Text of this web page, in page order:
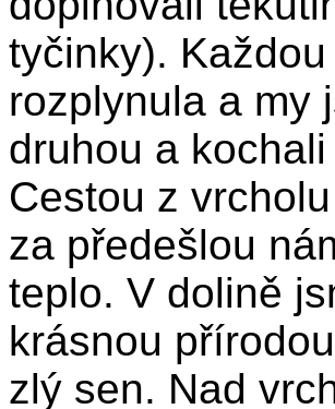
tyčinky).
rozplynula a my
druhou a
Cestou z
za předešlou
teplo. V dolině
krásnou
zlý sen. Nad